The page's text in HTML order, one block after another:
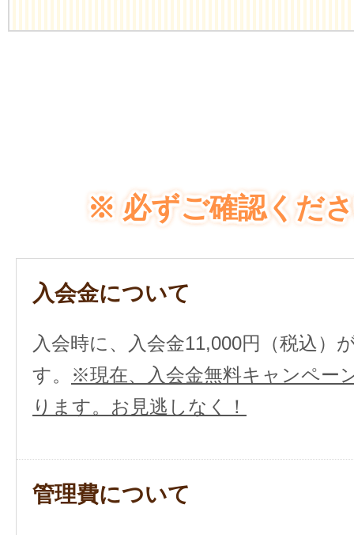
※ 必ずご確認くだ
入会金について
入会時に、入会金11,000円（税込）
す。
※現在、入会金無料キャンペー
ります。お見逃しなく！
管理費について